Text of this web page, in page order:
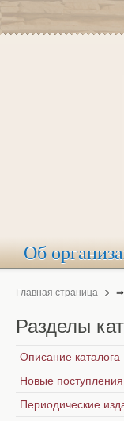
Об
Главная страница ⇒
Разделы
Описание каталога
Новые поступления
Периодические